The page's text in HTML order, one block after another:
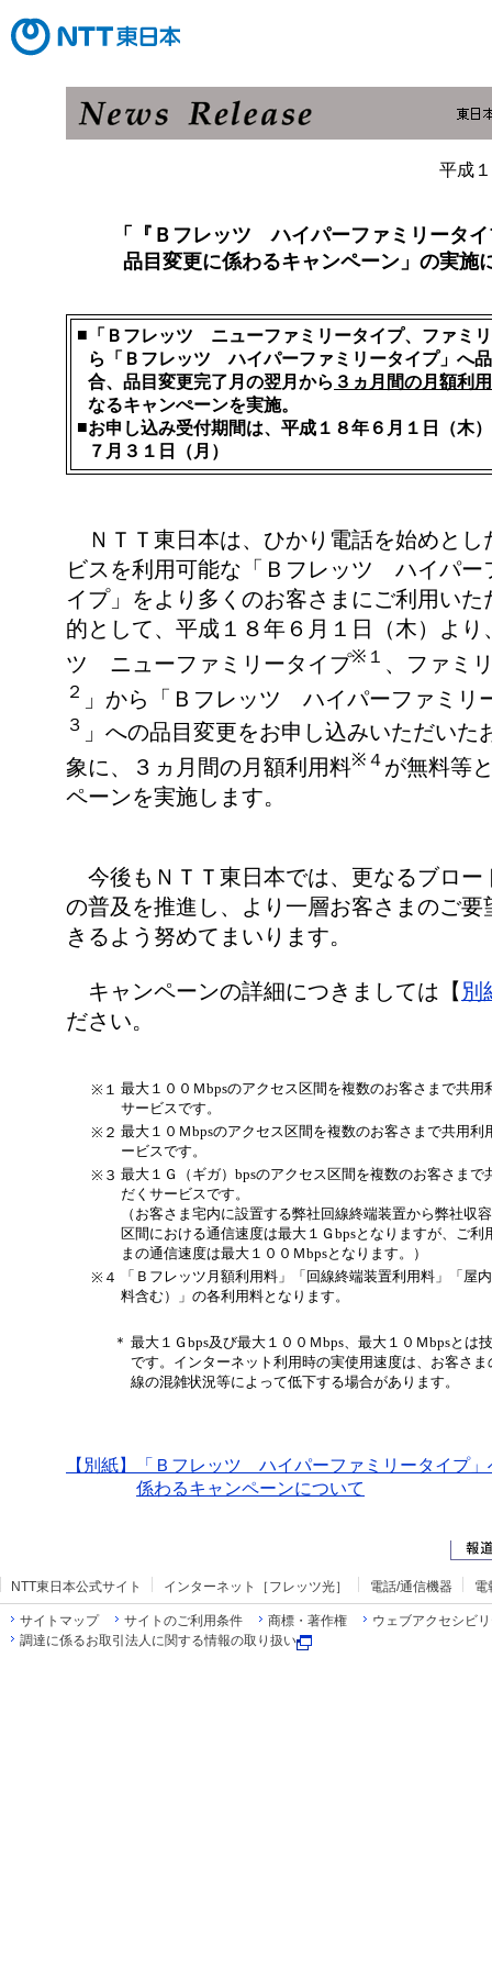
平成
「『Ｂフレッツ ハイパーファミリータ
品目変更に係わるキャンペーン」の実施
■ 「Ｂフレッツ ニューファミリータイプ、ファミ
ら「Ｂフレッツ ハイパーファミリータイプ」へ
合、品目変更完了月の翌月から ３ヵ月間の月額利
なるキャンぺーンを実施。
■お申し込み受付期間は、平成１８年６月１日（木
７月３１日（月）
ＮＴＴ東日本は、ひかり電話を始めとし
ビスを利用可能な「Ｂフレッツ ハイパー
イプ」をより多くのお客さまにご利用いた
的として、平成１８年６月１日（木）より
ツ ニューファミリータイプ※１ 、ファミ
２ 」から「Ｂフレッツ ハイパーファミリ
３ 」への品目変更をお申し込みいただいた
象に、３ヵ月間の月額利用料※４ が無料等
ペーンを実施します。
今後もＮＴＴ東日本では、更なるブロー
の普及を推進し、より一層お客さまのご要
きるよう努めてまいります。
キャンペーンの詳細につきましては【 別
ださい。
※１ 最大１００Ｍbpsのアクセス区間を複数のお客さまで共用
サービスです。
※２ 最大１０Ｍbpsのアクセス区間を複数のお客さまで共用利
ービスです。
※３ 最大１Ｇ（ギガ）bpsのアクセス区間を複数のお客さまで
だくサービスです。
（お客さま宅内に設置する弊社回線終端装置から弊社収
区間における通信速度は最大１Ｇbpsとなりますが、ご利
まの通信速度は最大１００Ｍbpsとなります。）
※４
「Ｂフレッツ月額利用料」「回線終端装置利用料」「屋
料含む）」の各利用料となります。
＊ 最大１Ｇbps及び最大１００Ｍbps、最大１０Ｍbpsとは
です。インターネット利用時の実使用速度は、お客さ
線の混雑状況等によって低下する場合があります。
【別紙】
「Ｂフレッツ ハイパーファミリータイプ
係わるキャンペーンについて
NTT東日本公式サイト インターネット［フレッツ光］ 電話/通信機器 電
サイトマップ サイトのご利用条件 商標・著作権
ウェブアクセシビ
調達に係るお取引法人に関する情報の取り扱い